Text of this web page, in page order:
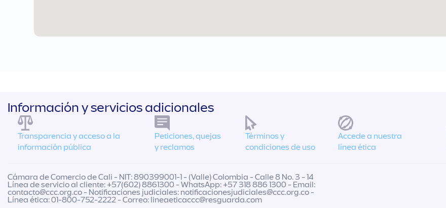
Información y servicios adicionales
Transparencia y acceso a la
información pública
Peticiones, quejas
y reclamos
Términos y
condiciones de uso
Accede a nuestra
línea ética
Cámara de Comercio de Cali - NIT: 890399001-1 - (Valle) Colombia - Calle 8 No. 3 - 14
Línea de servicio al cliente: +57(602) 8861300 - WhatsApp: +57 318 886 1300 - Email:
contacto@ccc.org.co- Notificaciones judiciales: notificacionesjudiciales@ccc.org.co-
Línea ética: 01-800-752-2222 - Correo: lineaeticaccc@resguarda.com